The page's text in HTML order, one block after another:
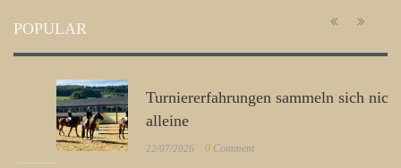
POPULAR
Turniererfahrungen sammeln sich nicht von
alleine
22/07/2026 0Comment